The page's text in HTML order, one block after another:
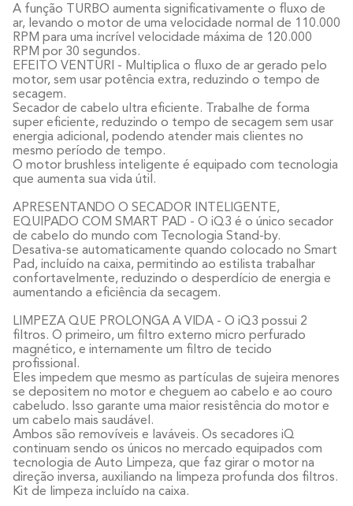
A função TURBO aumenta significativamente o fluxo de
ar, levando o motor de uma velocidade normal de 110.000
RPM para uma incrível velocidade máxima de 120.000
RPM por 30 segundos.
EFEITO VENTURI - Multiplica o fluxo de ar gerado pelo
motor, sem usar potência extra, reduzindo o tempo de
secagem.
Secador de cabelo ultra eficiente. Trabalhe de forma
super eficiente, reduzindo o tempo de secagem sem usar
energia adicional, podendo atender mais clientes no
mesmo período de tempo.
O motor brushless inteligente é equipado com tecnologia
que aumenta sua vida útil.
APRESENTANDO O SECADOR INTELIGENTE,
EQUIPADO COM SMART PAD - O iQ3 é o único secador
de cabelo do mundo com Tecnologia Stand-by.
Desativa-se automaticamente quando colocado no Smart
Pad, incluído na caixa, permitindo ao estilista trabalhar
confortavelmente, reduzindo o desperdício de energia e
aumentando a eficiência da secagem.
LIMPEZA QUE PROLONGA A VIDA - O iQ3 possui 2
filtros. O primeiro, um filtro externo micro perfurado
magnético, e internamente um filtro de tecido
profissional.
Eles impedem que mesmo as partículas de sujeira menores
se depositem no motor e cheguem ao cabelo e ao couro
cabeludo. Isso garante uma maior resistência do motor e
um cabelo mais saudável.
Ambos são removíveis e laváveis. Os secadores iQ
continuam sendo os únicos no mercado equipados com
tecnologia de Auto Limpeza, que faz girar o motor na
direção inversa, auxiliando na limpeza profunda dos filtros.
Kit de limpeza incluído na caixa.